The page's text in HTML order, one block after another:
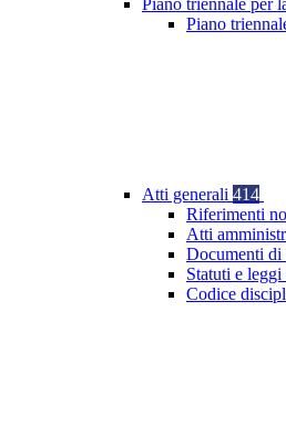
Piano triennale per
Piano
Atti generali 414
Riferimenti
Atti
Documenti di
Statuti e
Codice